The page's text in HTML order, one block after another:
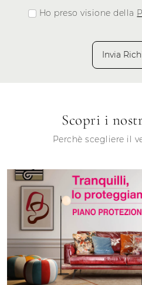
Ho preso visione della
Invia
Scopri i
Perchè scegliere il